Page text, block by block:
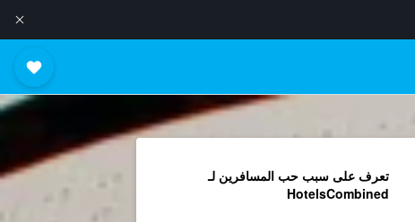
تعرف على سبب حب المسافرين لـ
HotelsCombined